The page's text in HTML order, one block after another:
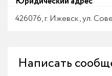
426076, г. Ижевск, ул.
Написать